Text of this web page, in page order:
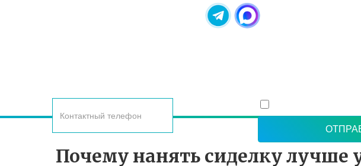
Почему нанять сиделку лучше